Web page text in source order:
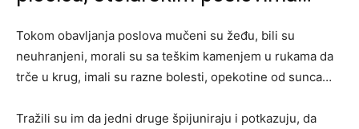
Tokom obavljanja poslova mučeni su žeđu, bili su
neuhranjeni, morali su sa teškim kamenjem u rukama da
trče u krug, imali su razne bolesti, opekotine od sunca…
Tražili su im da jedni druge špijuniraju i potkazuju, da